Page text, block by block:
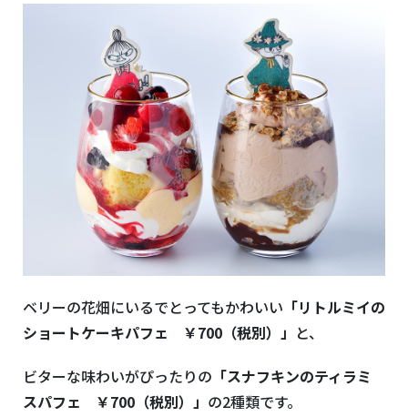
ベリーの花畑にいるでとってもかわいい 「リトルミイの
ショートケーキパフェ ￥700（税別）」 と、
ビターな味わいがぴったりの 「スナフキンのティラミ
スパフェ ￥700（税別）」 の2種類です。